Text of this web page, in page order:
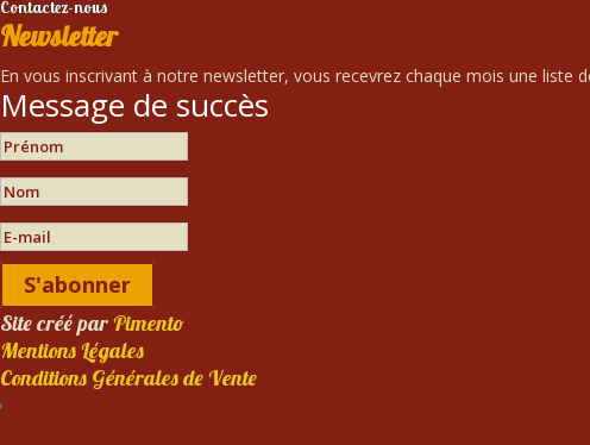
Contactez-nous
Newsletter
En vous inscrivant à notre newsletter, vous recevrez chaque mois une
Message de succès
S'abonner
Site créé parPimento
Mentions Légales
Conditions Générales de Vente